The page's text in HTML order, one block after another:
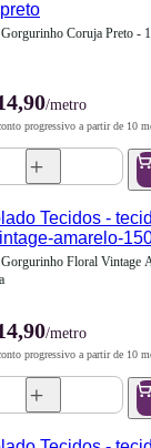
Coruja Preto -
/metro
progressivo a partir de 10
Floral Vintage
/metro
progressivo a partir de 10